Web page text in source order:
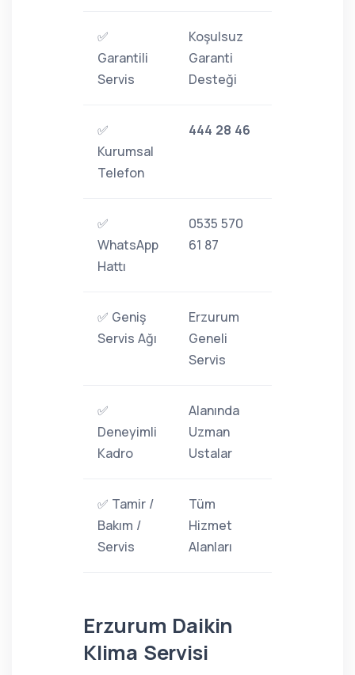
✅
Garantili
Servis
Koşulsuz
Garanti
Desteği
✅
Kurumsal
Telefon
444 28 46
✅
WhatsApp
Hattı
0535 570
61 87
✅ Geniş
Servis Ağı
Erzurum
Geneli
Servis
✅
Deneyimli
Kadro
Alanında
Uzman
Ustalar
✅ Tamir /
Bakım /
Servis
Tüm
Hizmet
Alanları
Erzurum Daikin
Klima Servisi